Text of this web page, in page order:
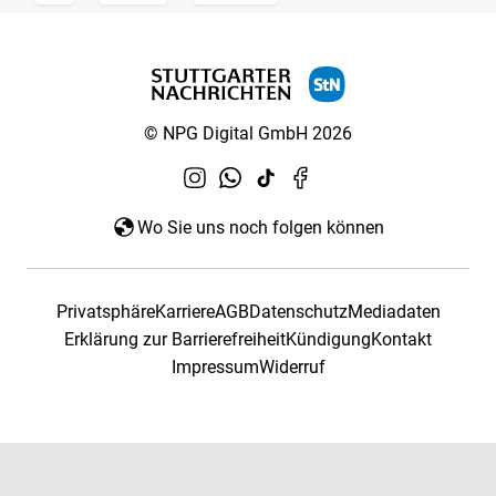
© NPG Digital GmbH 2026
Wo Sie uns noch folgen können
PrivatsphäreKarriereAGBDatenschutzMediadaten
Erklärung zur BarrierefreiheitKündigungKontakt
ImpressumWiderruf